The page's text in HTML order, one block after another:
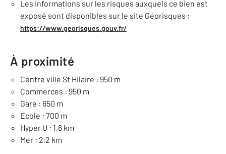
Les informations sur les risques auxquels ce bien est
exposé sont disponibles sur le site Géorisques :
https://www.georisques.gouv.fr/
À proximité
Centre ville St Hilaire : 950 m
Commerces : 950 m
Gare : 650 m
Ecole : 700 m
Hyper U : 1,6 km
Mer : 2,2 km